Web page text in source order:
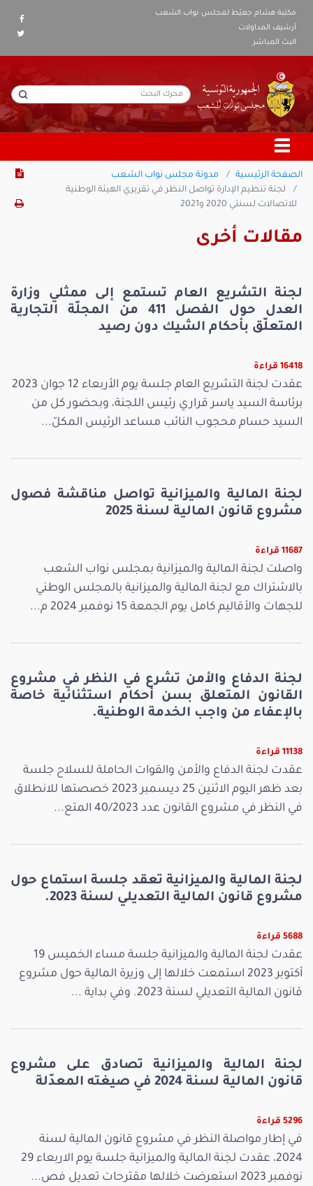
مكتبة هشام جعيّط لمجلس نواب الشعب
أرشيف المداولات
البث المباشر
الصفحة الرئيسية
مدونة مجلس نواب الشعب
لجنة تنظيم الإدارة تواصل النظر في تقريري الهيئة الوطنية
للاتصالات لسنتي 2020 و2021
مقالات أخرى
لجنة التشريع العام تستمع إلى ممثلي وزارة
العدل حول الفصل 411 من المجلّة التجارية
المتعلّق بأحكام الشيك دون رصيد
16418 قراءة
عقدت لجنة التشريع العام جلسة يوم الأربعاء 12 جوان 2023
برئاسة السيد ياسر قراري رئيس اللجنة، وبحضور كل من
السيد حسام محجوب النائب مساعد الرئيس المكلّ...
لجنة المالية والميزانية تواصل مناقشة فصول
مشروع قانون المالية لسنة 2025
11687 قراءة
واصلت لجنة المالية والميزانية بمجلس نواب الشعب
بالاشتراك مع لجنة المالية والميزانية بالمجلس الوطني
للجهات والأقاليم كامل يوم الجمعة 15 نوفمبر 2024 م...
لجنة الدفاع والأمن تشرع في النظر في مشروع
القانون المتعلق بسن أحكام استثنائية خاصة
بالإعفاء من واجب الخدمة الوطنية.
11138 قراءة
عقدت لجنة الدفاع والأمن والقوات الحاملة للسلاح جلسة
بعد ظهر اليوم الاثنين 25 ديسمبر 2023 خصصتها للانطلاق
في النظر في مشروع القانون عدد 40/2023 المتع...
لجنة المالية والميزانية تعقد جلسة استماع حول
مشروع قانون المالية التعديلي لسنة 2023.
5688 قراءة
عقدت لجنة المالية والميزانية جلسة مساء الخميس 19
أكتوبر 2023 استمعت خلالها إلى وزيرة المالية حول مشروع
قانون المالية التعديلي لسنة 2023. وفي بداية ...
لجنة المالية والميزانية تصادق على مشروع
قانون المالية لسنة 2024 في صيغته المعدّلة
5296 قراءة
في إطار مواصلة النظر في مشروع قانون المالية لسنة
2024، عقدت لجنة المالية والميزانية جلسة يوم الاربعاء 29
نوفمبر 2023 استعرضت خلالها مقترحات تعديل فص...